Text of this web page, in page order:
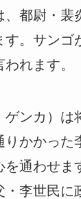
都尉・裴
。サンゴ
れます。
ンカ）は
かかった
通わせま
李世民に